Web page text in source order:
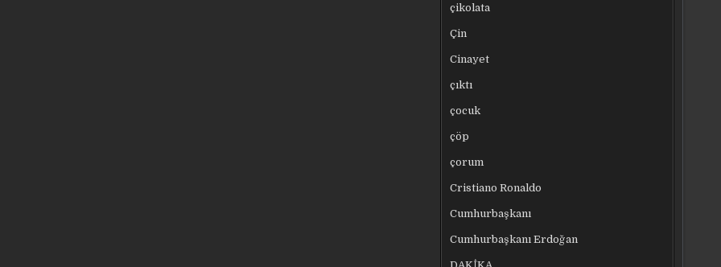
çikolata
Çin
Cinayet
çıktı
çocuk
çöp
çorum
Cristiano Ronaldo
Cumhurbaşkanı
Cumhurbaşkanı Erdoğan